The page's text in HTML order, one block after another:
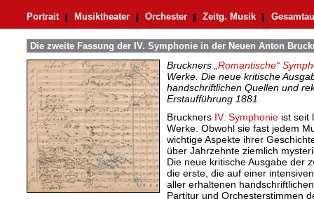
Portrait Musiktheater Orchester Zeitg. Musik
Die zweite Fassung der IV. Symphonie in der Neuen Anton
Bruckners „Romantische“
Werke. Die neue kritische
handschriftlichen Quellen und
Erstaufführung 1881.
Bruckners IV. Symphonieist seit
Werke. Obwohl sie fast jedem
wichtige Aspekte ihrer
über Jahrzehnte ziemlich
Die neue kritische Ausgabe der
die erste, die auf einer
aller erhaltenen
Partitur und Orchesterstimmen